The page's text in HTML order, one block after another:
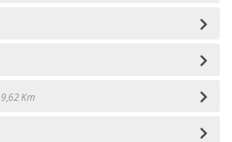
9,62 Km